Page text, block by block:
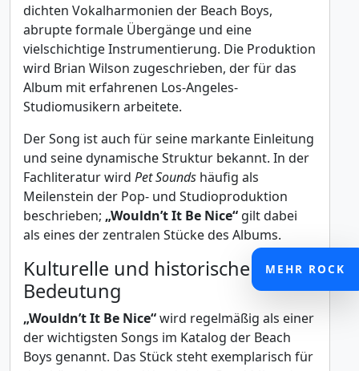
dichten Vokalharmonien der Beach Boys,
abrupte formale Übergänge und eine
vielschichtige Instrumentierung. Die Produktion
wird Brian Wilson zugeschrieben, der für das
Album mit erfahrenen Los-Angeles-
Studiomusikern arbeitete.
Der Song ist auch für seine markante Einleitung
und seine dynamische Struktur bekannt. In der
Fachliteratur wird Pet Sounds häufig als
Meilenstein der Pop- und Studioproduktion
beschrieben; „Wouldn’t It Be Nice“ gilt dabei
als eines der zentralen Stücke des Albums.
Kulturelle und historische
Bedeutung
„Wouldn’t It Be Nice“wird regelmäßig als einer
der wichtigsten Songs im Katalog der Beach
Boys genannt. Das Stück steht exemplarisch für
MEHR ROCK